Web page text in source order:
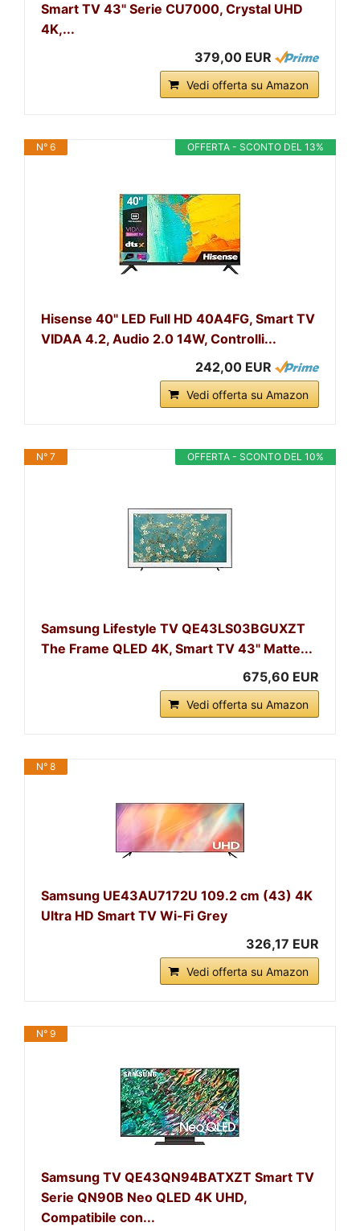
Smart TV 43" Serie CU7000, Crystal UHD
4K,...
379,00 EUR
Vedi offerta su Amazon
OFFERTA - SCONTO DEL 13%
N° 6
Hisense 40" LED Full HD 40A4FG, Smart TV
VIDAA 4.2, Audio 2.0 14W, Controlli...
242,00 EUR
Vedi offerta su Amazon
OFFERTA - SCONTO DEL 10%
N° 7
Samsung Lifestyle TV QE43LS03BGUXZT
The Frame QLED 4K, Smart TV 43" Matte...
675,60 EUR
Vedi offerta su Amazon
N° 8
Samsung UE43AU7172U 109.2 cm (43) 4K
Ultra HD Smart TV Wi-Fi Grey
326,17 EUR
Vedi offerta su Amazon
N° 9
Samsung TV QE43QN94BATXZT Smart TV
Serie QN90B Neo QLED 4K UHD,
Compatibile con...